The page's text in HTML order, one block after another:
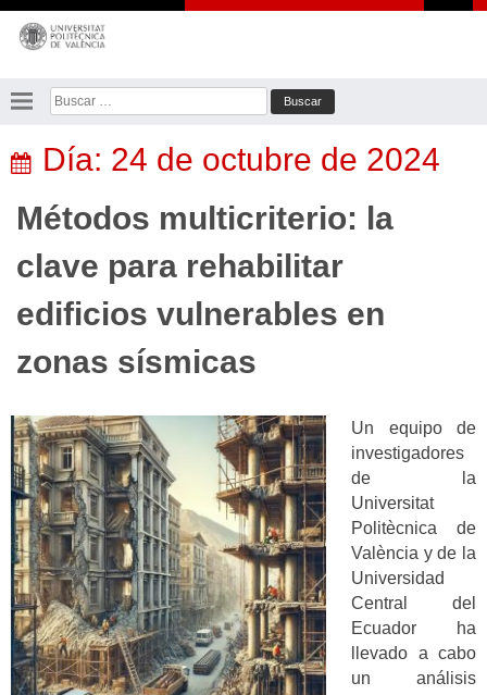
Saltar
contenido
Buscar:
Día: 24 de octubre de 2024
Métodos multicriterio: la
clave para rehabilitar
edificios vulnerables en
zonas sísmicas
Un equipo de
investigadores
de la
Universitat
Politècnica de
València y de la
Universidad
Central del
Ecuador ha
llevado a cabo
un análisis